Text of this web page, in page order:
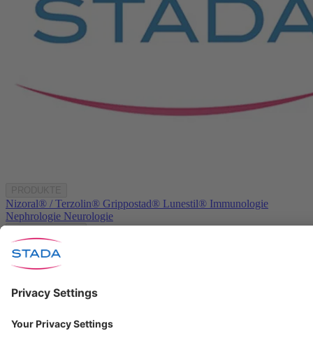
Nizoral® / Terzolin® Grippostad® Lunestil® Immunologie
Nephrologie Neurologie
Über STADA
weltweit
KONTAKT
Portal ⧉